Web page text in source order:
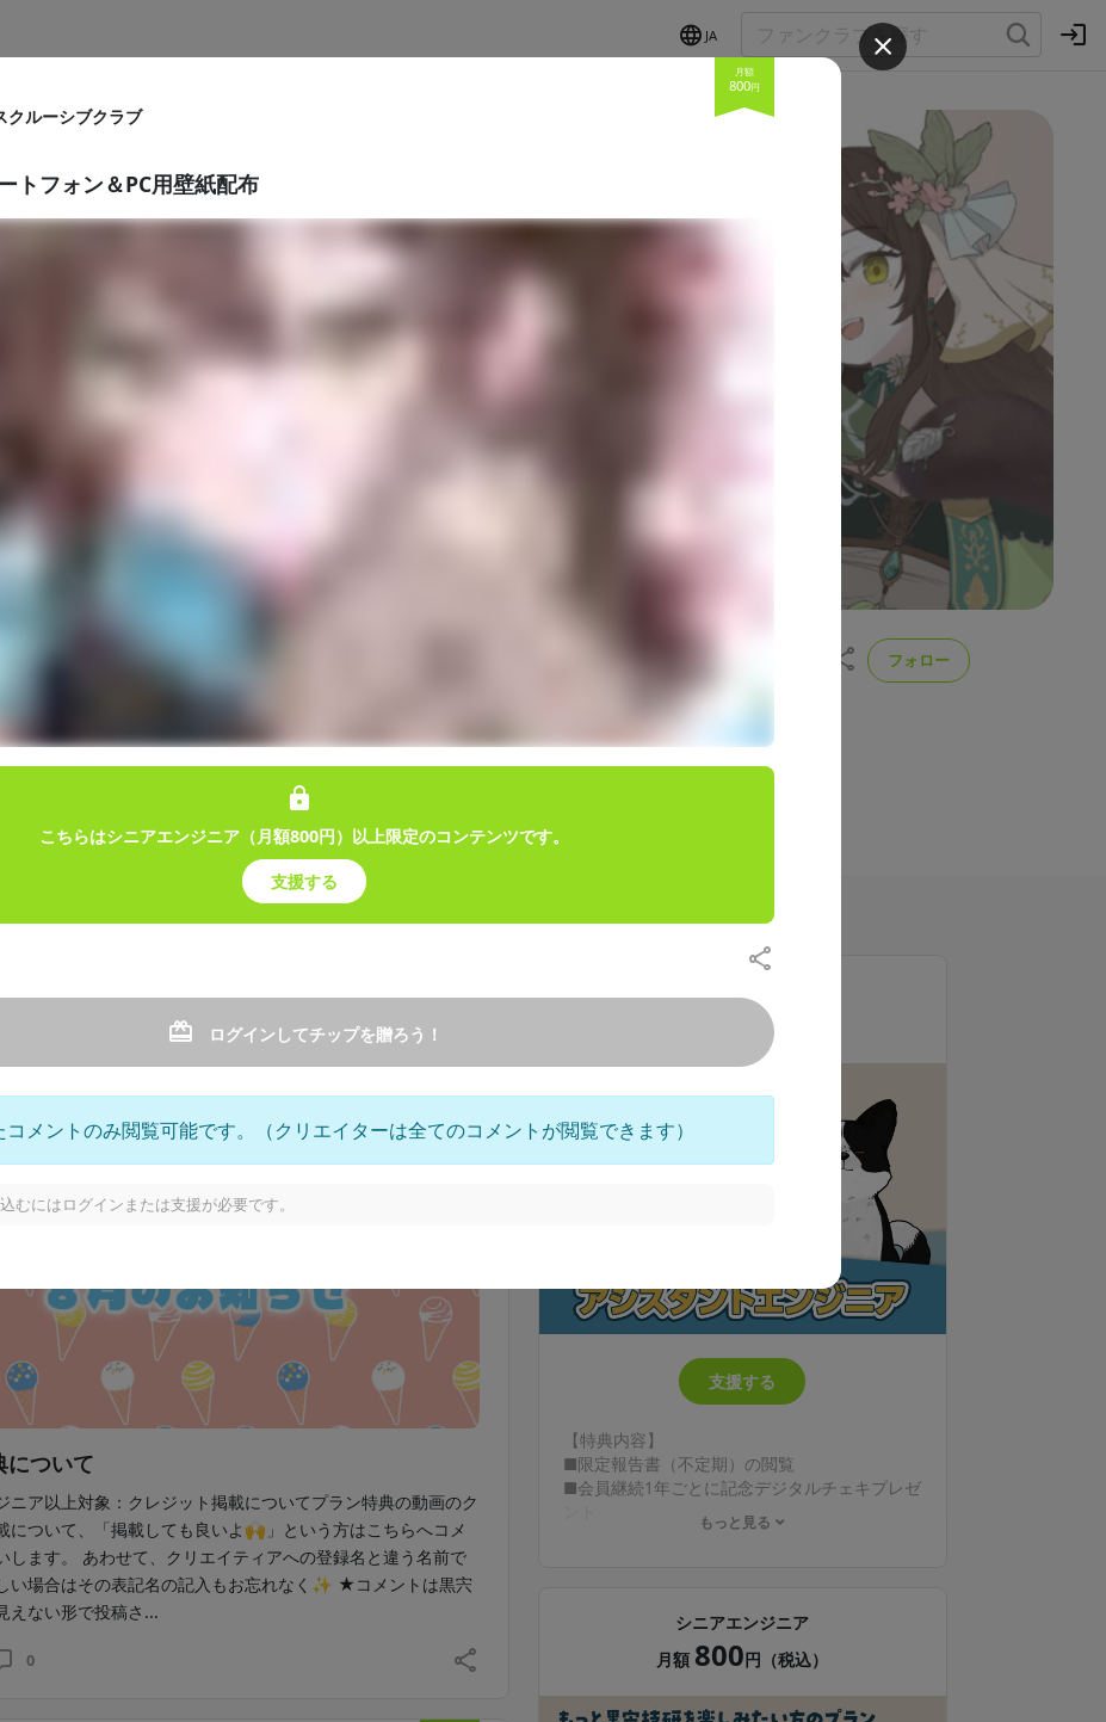
JA
ーシブクラブ
バーチャルユーチューバー
きVTuberの黒宍あをです🌸🌿黒宍技研エクスクルーシブクラブでは、配信や動画では見られない裏話や
無料で楽しめるコンテンツもあるよ✨
フォロー
研エクスクルーシブクラブ
01
について
ニア以上対象：クレジット掲載についてプラン特典の動画のク
について、「掲載しても良いよ🙌」という方はこちらへコメ
します。 あわせて、クリエイティアへの登録名と違う名前で
い場合はその表記名の記入もお忘れなく✨ ★コメントは黒宍
えない形で投稿さ...
0
クルーシブクラブ
月額
800円
トフォン＆PC用壁紙配布
こちらはシニアエンジニア（月額800円）以上限定のコンテンツです。
支援する
ログインしてチップを贈ろう！
メントのみ閲覧可能です。（クリエイターは全てのコメントが閲覧できます）
むにはログインまたは支援が必要です。
プラン一覧
円（税込）
支援する
【特典内容】
■限定報告書（不定期）の閲覧
■会員継続1年ごとに記念デジタルチェキプレゼ
もっと見る
シニアエンジニア
月額 800円（税込）